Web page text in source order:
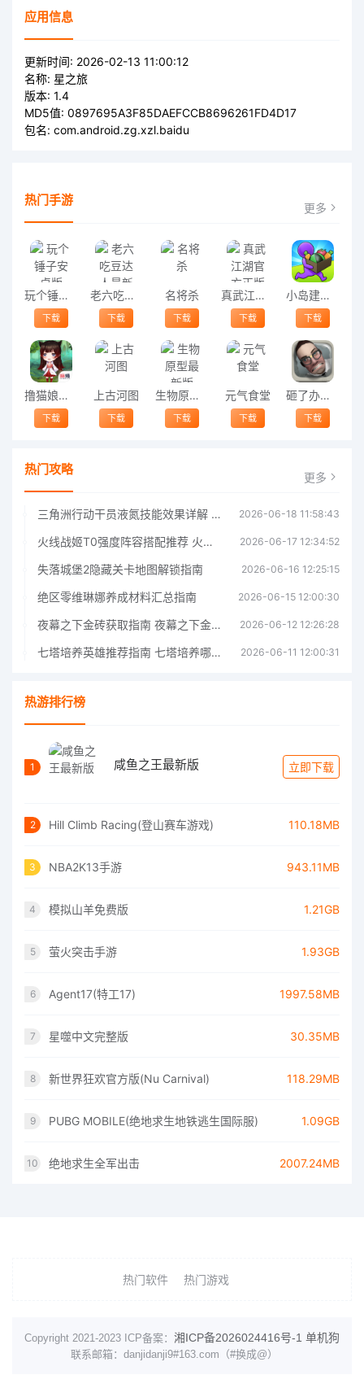
应用信息
更新时间: 2026-02-13 11:00:12
名称: 星之旅
版本: 1.4
MD5值: 0897695A3F85DAEFCCB8696261FD4D17
包名: com.android.zg.xzl.baidu
热门手游 更多
玩个锤子安卓版
下载
老六吃豆达人最新版
下载
名将杀
下载
真武江湖官方正版
下载
小岛建造手机版
下载
撸猫娘手机版
下载
上古河图
下载
生物原型最新版
下载
元气食堂
下载
砸了办公室最新版
下载
热门攻略 更多
三角洲行动干员液氮技能效果详解 三角洲行动干员液氮技能介绍 2026-06-18 11:58:43
火线战姬T0强度阵容搭配推荐 火线战姬T0强度阵容哪个好 2026-06-17 12:34:52
失落城堡2隐藏关卡地图解锁指南 2026-06-16 12:25:15
绝区零维琳娜养成材料汇总指南 2026-06-15 12:00:30
夜幕之下金砖获取指南 夜幕之下金砖获取方法 2026-06-12 12:26:28
七塔培养英雄推荐指南 七塔培养哪个英雄好 2026-06-11 12:00:31
热游排行榜
1 咸鱼之王最新版 立即下载
2 Hill Climb Racing(登山赛车游戏) 110.18MB
3 NBA2K13手游 943.11MB
4 模拟山羊免费版 1.21GB
5 萤火突击手游 1.93GB
6 Agent17(特工17) 1997.58MB
7 星噬中文完整版 30.35MB
8 新世界狂欢官方版(Nu Carnival) 118.29MB
9 PUBG MOBILE(绝地求生地铁逃生国际服) 1.09GB
10 绝地求生全军出击 2007.24MB
热门软件 热门游戏
Copyright 2021-2023 ICP备案： 湘ICP备2026024416号-1 单机狗
联系邮箱：danjidanji9#163.com（#换成@）